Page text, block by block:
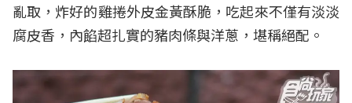
亂取，炸好的雞捲外皮金黃酥脆，吃起來不僅有淡淡
腐皮香，內餡超扎實的豬肉條與洋蔥，堪稱絕配。